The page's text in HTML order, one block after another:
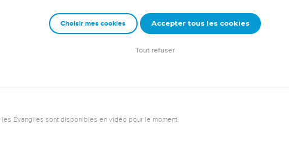
horn of his people, the praise of all his saints; even of the
les Évangiles sont disponibles en vidéo pour le moment.
Choisir mes cookies Accepter tous les cookies
Tout refuser